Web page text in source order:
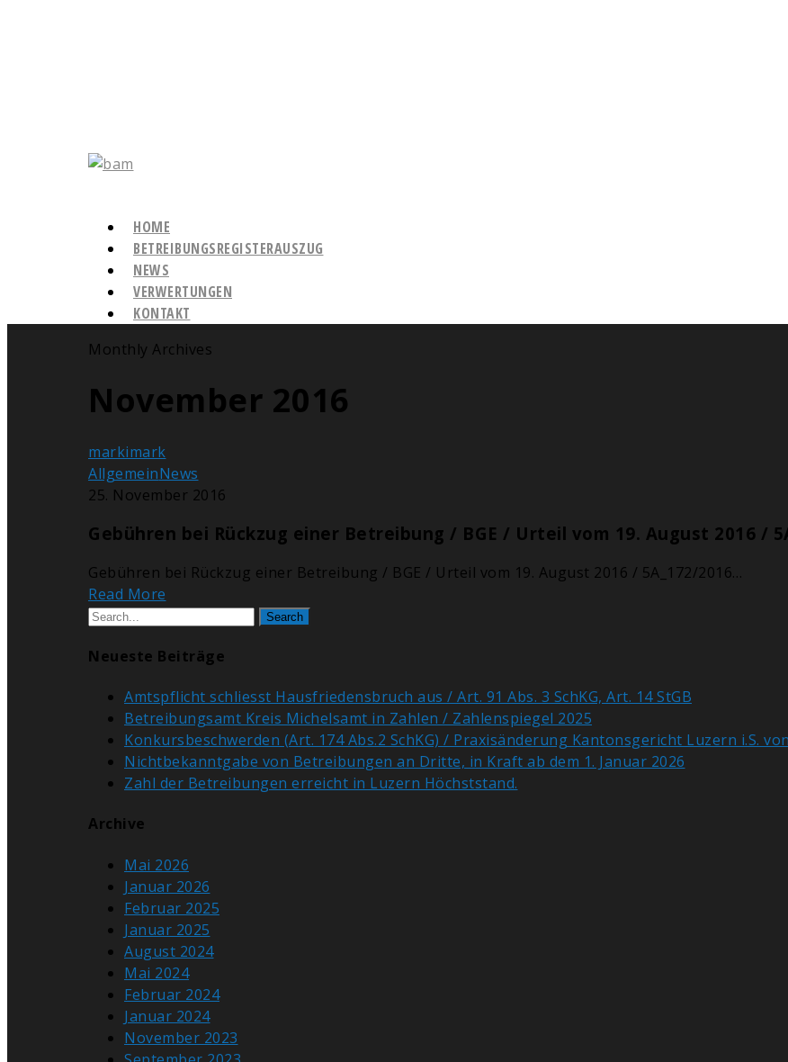
HOME
BETREIBUNGSREGISTERAUSZUG
NEWS
VERWERTUNGEN
KONTAKT
Monthly Archives
November 2016
markimark
AllgemeinNews
25. November 2016
Gebühren bei Rückzug einer Betreibung / BGE / Urteil vom 19. August 2016 /
Gebühren bei Rückzug einer Betreibung / BGE / Urteil vom 19. August 2016 / 5A_172/2016…
Read More
Search
Neueste Beiträge
Amtspflicht schliesst Hausfriedensbruch aus / Art. 91 Abs. 3 SchKG, Art. 14 StGB
Betreibungsamt Kreis Michelsamt in Zahlen / Zahlenspiegel 2025
Konkursbeschwerden (Art. 174 Abs.2 SchKG) / Praxisänderung Kantonsgericht Luzern i.S.
Nichtbekanntgabe von Betreibungen an Dritte, in Kraft ab dem 1. Januar 2026
Zahl der Betreibungen erreicht in Luzern Höchststand.
Archive
Mai 2026
Januar 2026
Februar 2025
Januar 2025
August 2024
Mai 2024
Februar 2024
Januar 2024
November 2023